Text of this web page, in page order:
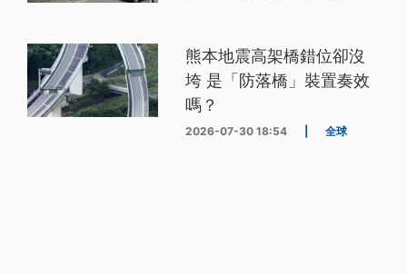
熊本地震高架橋錯位卻沒
垮 是「防落橋」裝置奏效
嗎？
2026-07-30 18:54 全球